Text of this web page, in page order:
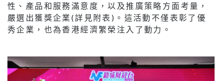
性、產品和服務滿意度，以及推廣策略方面考量，
嚴選出獲獎企業(詳見附表)。這活動不僅表彰了優
秀企業，也為香港經濟繁榮注入了動力。